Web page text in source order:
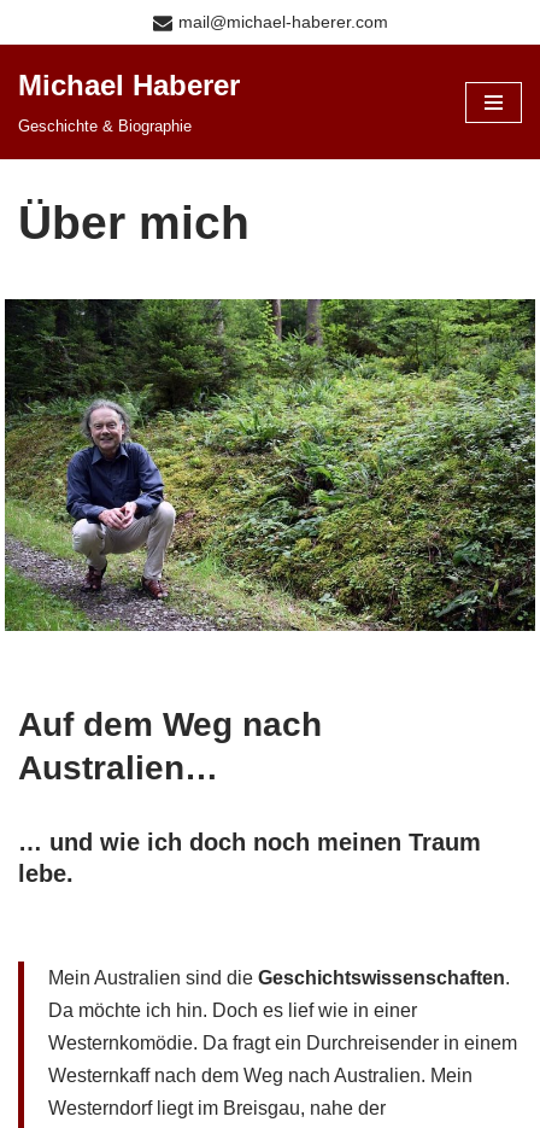
Inhalt
springen
mail@michael-haberer.com
Michael Haberer
Geschichte & Biographie
Über mich
Auf dem Weg nach
Australien…
… und wie ich doch noch meinen Traum
lebe.
Mein Australien sind die Geschichtswissenschaften.
Da möchte ich hin. Doch es lief wie in einer
Westernkomödie. Da fragt ein Durchreisender in einem
Westernkaff nach dem Weg nach Australien. Mein
Westerndorf liegt im Breisgau, nahe der